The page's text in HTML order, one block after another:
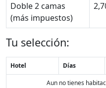
Doble 2 camas
(más impuestos)
Tu selección:
Hotel Días
Aun no tienes